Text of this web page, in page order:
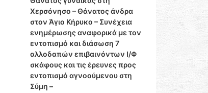
Χερσόνησο – Θάνατος άνδρα
στον Άγιο Κήρυκο – Συνέχεια
ενημέρωσης αναφορικά με τον
εντοπισμό και διάσωση 7
αλλοδαπών επιβαινόντων Ι/Φ
σκάφους και τις έρευνες προς
εντοπισμό αγνοούμενου στη
Σύμη –